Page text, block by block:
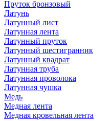
Пруток бронзовый
Латунь
Латунный лист
Латунная лента
Латунный пруток
Латунный шестигранник
Латунный квадрат
Латунная труба
Латунная проволока
Латунная чушка
Медь
Медная лента
Медная кровельная лента